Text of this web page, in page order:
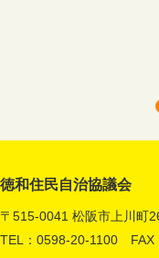
徳和住民自治協議会
〒515-0041 松阪市上川町
TEL：0598-20-1100 FAX